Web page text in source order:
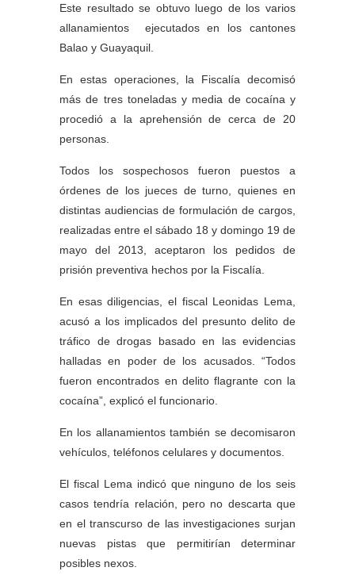
Este resultado se obtuvo luego de los varios
allanamientos ejecutados en los cantones
Balao y Guayaquil.
En estas operaciones, la Fiscalía decomisó
más de tres toneladas y media de cocaína y
procedió a la aprehensión de cerca de 20
personas.
Todos los sospechosos fueron puestos a
órdenes de los jueces de turno, quienes en
distintas audiencias de formulación de cargos,
realizadas entre el sábado 18 y domingo 19 de
mayo del 2013, aceptaron los pedidos de
prisión preventiva hechos por la Fiscalía.
En esas diligencias, el fiscal Leonidas Lema,
acusó a los implicados del presunto delito de
tráfico de drogas basado en las evidencias
halladas en poder de los acusados. “Todos
fueron encontrados en delito flagrante con la
cocaína”, explicó el funcionario.
En los allanamientos también se decomisaron
vehículos, teléfonos celulares y documentos.
El fiscal Lema indicó que ninguno de los seis
casos tendría relación, pero no descarta que
en el transcurso de las investigaciones surjan
nuevas pistas que permitirían determinar
posibles nexos.